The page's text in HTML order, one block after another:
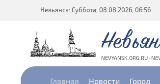
Невьянск: Суббота, 08.08.2026, 06:56
NEVYANSK.ORG.RU ·
Главная Новости Город